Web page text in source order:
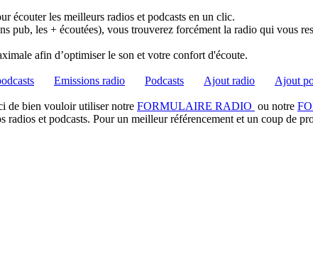
écouter les meilleurs radios et podcasts en un clic.
pub, les + écoutées), vous trouverez forcément la radio qui vous
afin d’optimiser le son et votre confort d'écoute.
Emissions radio Podcasts Ajout radio Ajout
de bien vouloir utiliser notre FORMULAIRE RADIO ou notre
et podcasts. Pour un meilleur référencement et un coup de